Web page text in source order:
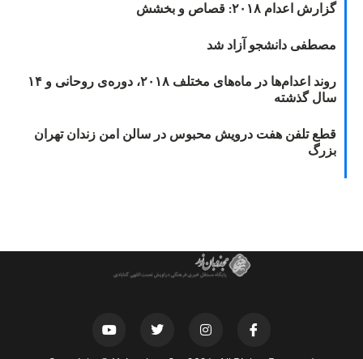
گزارش اعدام ۲۰۱۸: قصاص و بخشش
مصطفی دانشجو آزاد شد
روند اعدام‌ها در ماه‌های مختلف ۲۰۱۸، دوره‌ی روحانی و ۱۴
سال گذشته
قطع تلفن هفت درویش محبوس در سالن امن زندان تهران
بزرگ